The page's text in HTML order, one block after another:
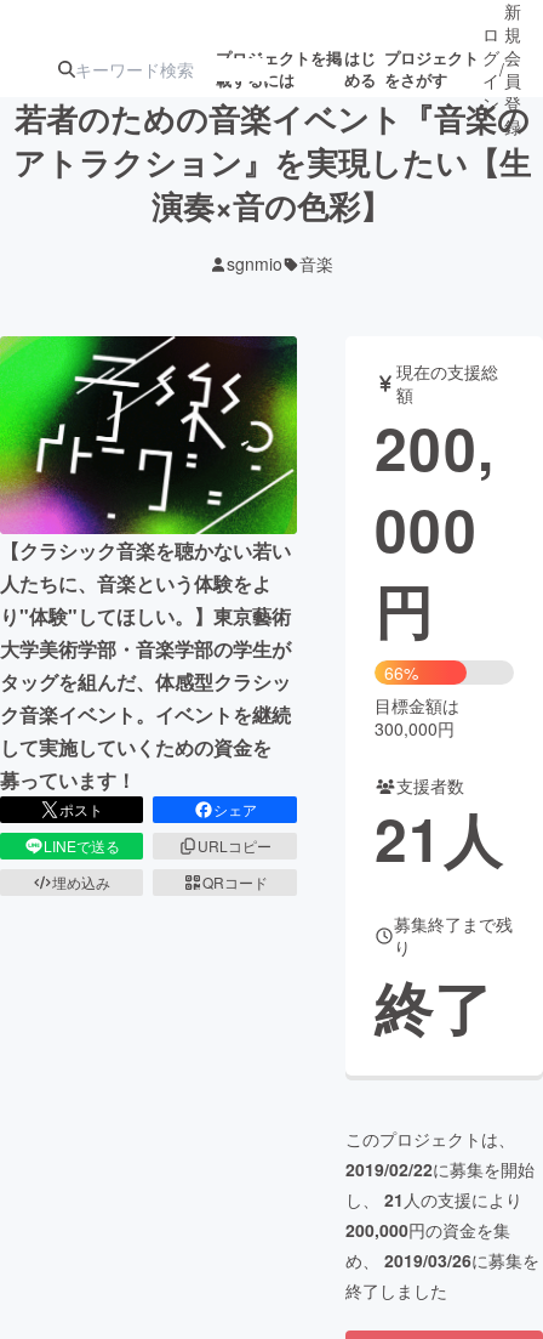
プロジェクトを掲
載するには
はじ
める
プロジェクト
をさがす
注目のリ 注目の新着プロ募集終了が近いプ
ロジェクト
テクノロジー・ガジェット
映像・映画 書籍・雑誌
ビジネス・起業 チャレンジ
まちづくり・地域活性化
CAMPFIRE for Social Good
CAMPFIRE Creation
CAMPFIREふるさと納税 machi-ya コミュニティ
ロ
グ
イ
ン
/
新
規
会
員
登
録
若者のための音楽イベント『音楽の
アトラクション』を実現したい【生
演奏×音の色彩】
sgnmio 音楽
【クラシック音楽を聴かない若い
人たちに、音楽という体験をよ
り"体験"してほしい。】東京藝術
大学美術学部・音楽学部の学生が
タッグを組んだ、体感型クラシッ
ク音楽イベント。イベントを継続
して実施していくための資金を
募っています！
ポスト
シェア
LINEで送る
URLコピー
埋め込み
QRコード
現在の支援総
額
200,
000
円
66%
目標金額は
300,000円
支援者数
21 人
募集終了まで残
り
終了
このプロジェクトは、
2019/02/22に募集を開始
し、 21 人の支援により
200,000円の資金を集
め、 2019/03/26に募集を
終了しました